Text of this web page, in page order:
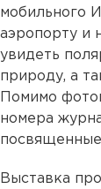
мобильного
аэропорту и
увидеть
природу, а
Помимо
номера
Выставка